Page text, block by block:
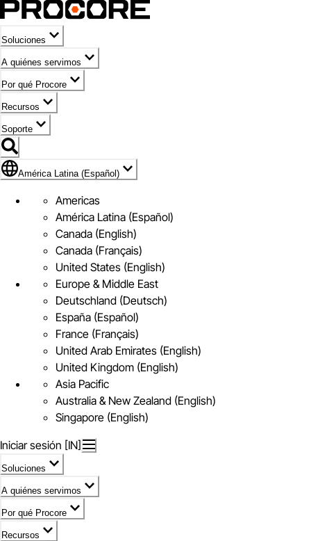
Soluciones
A quiénes servimos
Por qué Procore
Recursos
Soporte
Bandera de América Latina (Español)
América Latina (Español)
Americas
América Latina (Español)
Canada (English)
Canada (Français)
United States (English)
Europe & Middle East
Deutschland (Deutsch)
España (Español)
France (Français)
United Arab Emirates (English)
United Kingdom (English)
Asia Pacific
Australia & New Zealand (English)
Singapore (English)
Iniciar sesión [IN]
Soluciones
A quiénes servimos
Por qué Procore
Recursos